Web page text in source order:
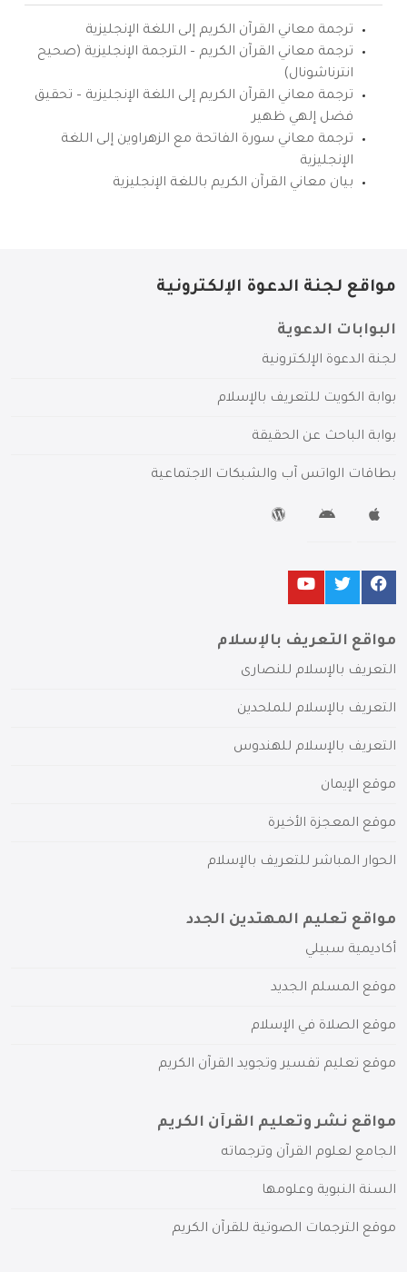
ترجمة معاني القرآن الكريم إلى اللغة الإنجليزية
ترجمة معاني القرآن الكريم – الترجمة الإنجليزية (صحيح
انترناشونال)
ترجمة معاني القرآن الكريم إلى اللغة الإنجليزية – تحقيق
فضل إلهي ظهير
ترجمة معاني سورة الفاتحة مع الزهراوين إلى اللغة
الإنجليزية
بيان معاني القرآن الكريم باللغة الإنجليزية
مواقع لجنة الدعوة الإلكترونية
البوابات الدعوية
لجنة الدعوة الإلكترونية
بوابة الكويت للتعريف بالإسلام
بوابة الباحث عن الحقيقة
بطاقات الواتس آب والشبكات الاجتماعية
مواقع التعريف بالإسلام
التعريف بالإسلام للنصارى
التعريف بالإسلام للملحدين
التعريف بالإسلام للهندوس
موقع الإيمان
موقع المعجزة الأخيرة
الحوار المباشر للتعريف بالإسلام
مواقع تعليم المهتدين الجدد
أكاديمية سبيلي
موقع المسلم الجديد
موقع الصلاة في الإسلام
موقع تعليم تفسير وتجويد القرآن الكريم
مواقع نشر وتعليم القرآن الكريم
الجامع لعلوم القرآن وترجماته
السنة النبوية وعلومها
موقع الترجمات الصوتية للقرآن الكريم